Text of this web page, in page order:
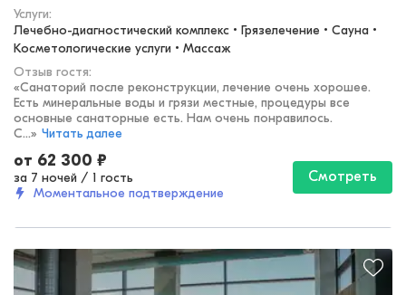
Услуги:
Лечебно-диагностический комплекс • Грязелечение • Сауна •
Косметологические услуги • Массаж
Отзыв гостя:
«Санаторий после реконструкции, лечение очень хорошее.
Есть минеральные воды и грязи местные, процедуры все
основные санаторные есть. Нам очень понравилось.
С...» Читать далее
от 62 300 ₽
за 7 ночей / 1 гость
Моментальное подтверждение
Смотреть